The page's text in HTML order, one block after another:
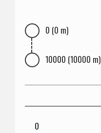
0 (0 m)
10000 (10000 m)
0